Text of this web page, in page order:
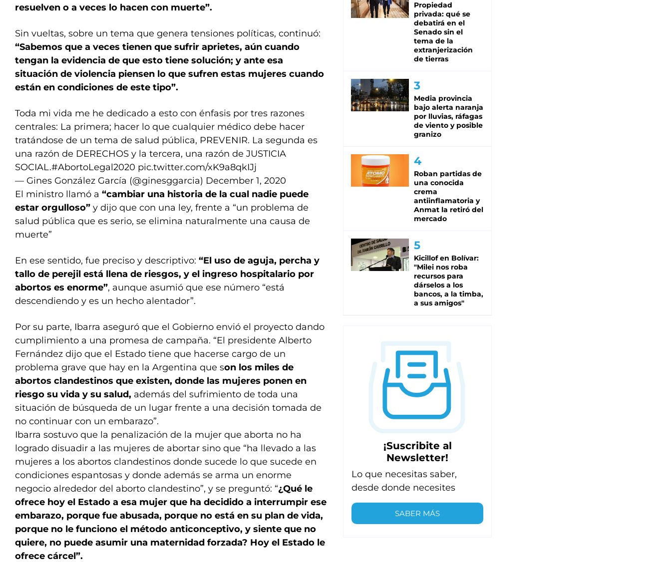
resuelven o a veces lo hacen con muerte”.
Sin vueltas, sobre un tema que genera tensiones políticas, continuó:
“Sabemos que a veces tienen que sufrir aprietes, aún cuando
tengan la evidencia de que esto tiene solución; y ante esa
situación de violencia piensen lo que sufren estas mujeres cuando
están en condiciones de este tipo”.
Toda mi vida me he dedicado a esto con énfasis por tres razones
centrales: La primera; hacer lo que cualquier médico debe hacer
tratándose de un tema de salud pública, PREVENIR. La segunda es
una razón de DERECHOS y la tercera, una razón de JUSTICIA
SOCIAL.#AbortoLegal2020 pic.twitter.com/xK9a8qkIJj
— Gines González García (@ginesggarcia) December 1, 2020
El ministro llamó a “cambiar una historia de la cual nadie puede
estar orgulloso” y dijo que con una ley, frente a “un problema de
salud pública que es serio, se elimina naturalmente una causa de
muerte”
En ese sentido, fue preciso y descriptivo: “El uso de aguja, percha y
tallo de perejil está llena de riesgos, y el ingreso hospitalario por
abortos es enorme”, aunque asumió que ese número “está
descendiendo y es un hecho alentador”.
Por su parte, Ibarra aseguró que el Gobierno envió el proyecto dando
cumplimiento a una promesa de campaña. “El presidente Alberto
Fernández dijo que el Estado tiene que hacerse cargo de un
problema grave que hay en la Argentina que son los miles de
abortos clandestinos que existen, donde las mujeres ponen en
riesgo su vida y su salud, además del sufrimiento de toda una
situación de búsqueda de un lugar frente a una decisión tomada de
no continuar con un embarazo”.
Ibarra sostuvo que la penalización de la mujer que aborta no ha
logrado disuadir a las mujeres de abortar sino que “ha llevado a las
mujeres a los abortos clandestinos donde sucede lo que sucede en
condiciones espantosas y donde además se arma un enorme
negocio alrededor del aborto clandestino”, y se preguntó: “¿Qué le
ofrece hoy el Estado a esa mujer que ha decidido a interrumpir ese
embarazo, porque fue abusada, porque no está en su plan de vida,
porque no le funciono el método anticonceptivo, y siente que no
quiere, no puede asumir una maternidad forzada? Hoy el Estado le
ofrece cárcel”.
Propiedad
privada: qué se
debatirá en el
Senado sin el
tema de la
extranjerización
de tierras
Media provincia
bajo alerta naranja
por lluvias, ráfagas
de viento y posible
granizo
Roban partidas de
una conocida
crema
antiinflamatoria y
Anmat la retiró del
mercado
Kicillof en Bolívar:
"Milei nos roba
recursos para
dárselos a los
bancos, a la timba,
a sus amigos"
¡Suscribite al
Newsletter!
Lo que necesitas saber,
desde donde necesites
SABER MÁS